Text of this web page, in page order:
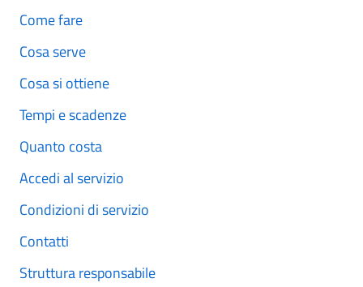
Come fare
Cosa serve
Cosa si ottiene
Tempi e scadenze
Quanto costa
Accedi al servizio
Condizioni di servizio
Contatti
Struttura responsabile